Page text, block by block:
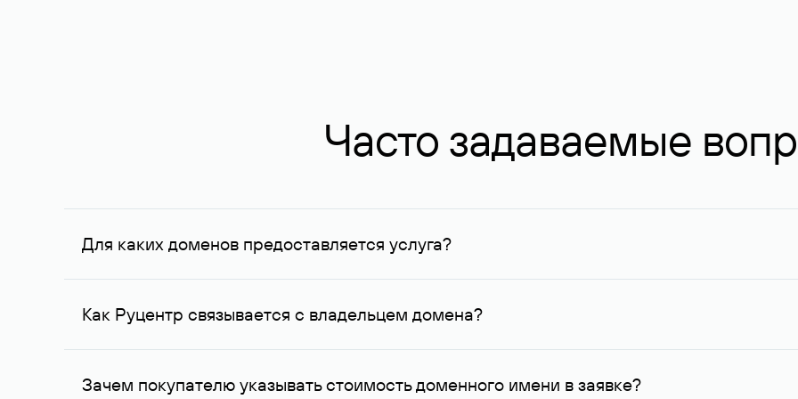
Часто задаваемые
Для каких доменов предоставляется услуга?
Услуга доступна для доменов, зарегистрированных в Руцентре и у других регистраторов. Для доменов,
Как Руцентр связывается с владельцем домена?
Для связи с владельцем домена используются его контактные данные, доступные Руцентру.
Зачем покупателю указывать стоимость доменного имени в заявке?